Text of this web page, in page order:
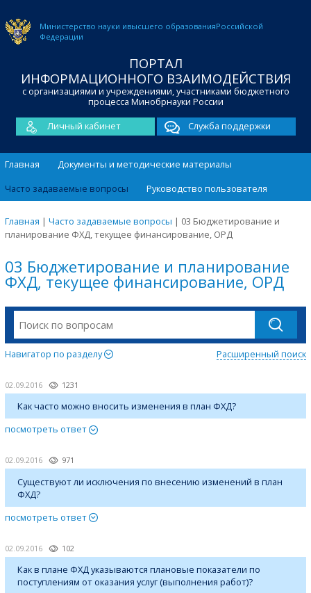
Министерство науки ивысшего образованияРоссийской
Федерации
ПОРТАЛ
ИНФОРМАЦИОННОГО ВЗАИМОДЕЙСТВИЯ
с организациями и учреждениями, участниками бюджетного
процесса Минобрнауки России
Личный кабинет
Служба поддержки
Главная
Документы и методические материалы
Часто задаваемые вопросы
Руководство пользователя
Главная | Часто задаваемые вопросы | 03 Бюджетирование и
планирование ФХД, текущее финансирование, ОРД
03 Бюджетирование и планирование
ФХД, текущее финансирование, ОРД
Навигатор по разделу Расширенный поиск
02.09.2016 1231
Как часто можно вносить изменения в план ФХД?
посмотреть ответ
02.09.2016 971
Существуют ли исключения по внесению изменений в план
ФХД?
посмотреть ответ
02.09.2016 102
Как в плане ФХД указываются плановые показатели по
поступлениям от оказания услуг (выполнения работ)?